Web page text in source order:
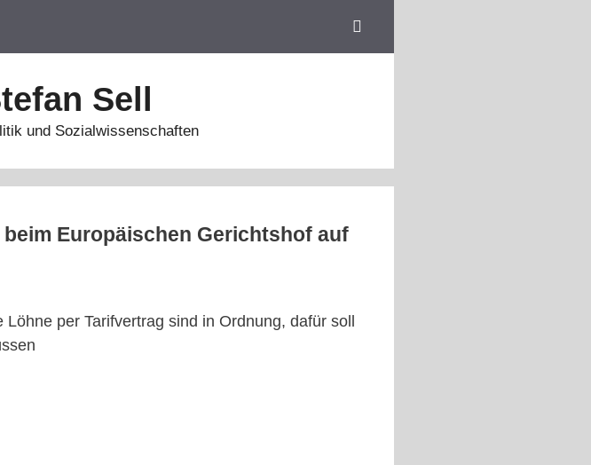
Sell
und Sozialwissenschaften
Europäischen Gerichtshof auf
per Tarifvertrag sind in Ordnung, dafür soll